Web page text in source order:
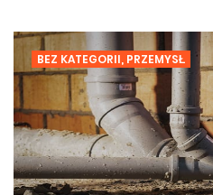
BEZ KATEGORII, PRZEMYSŁ